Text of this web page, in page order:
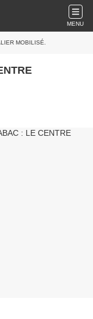
MENU
MOBILISÉ.